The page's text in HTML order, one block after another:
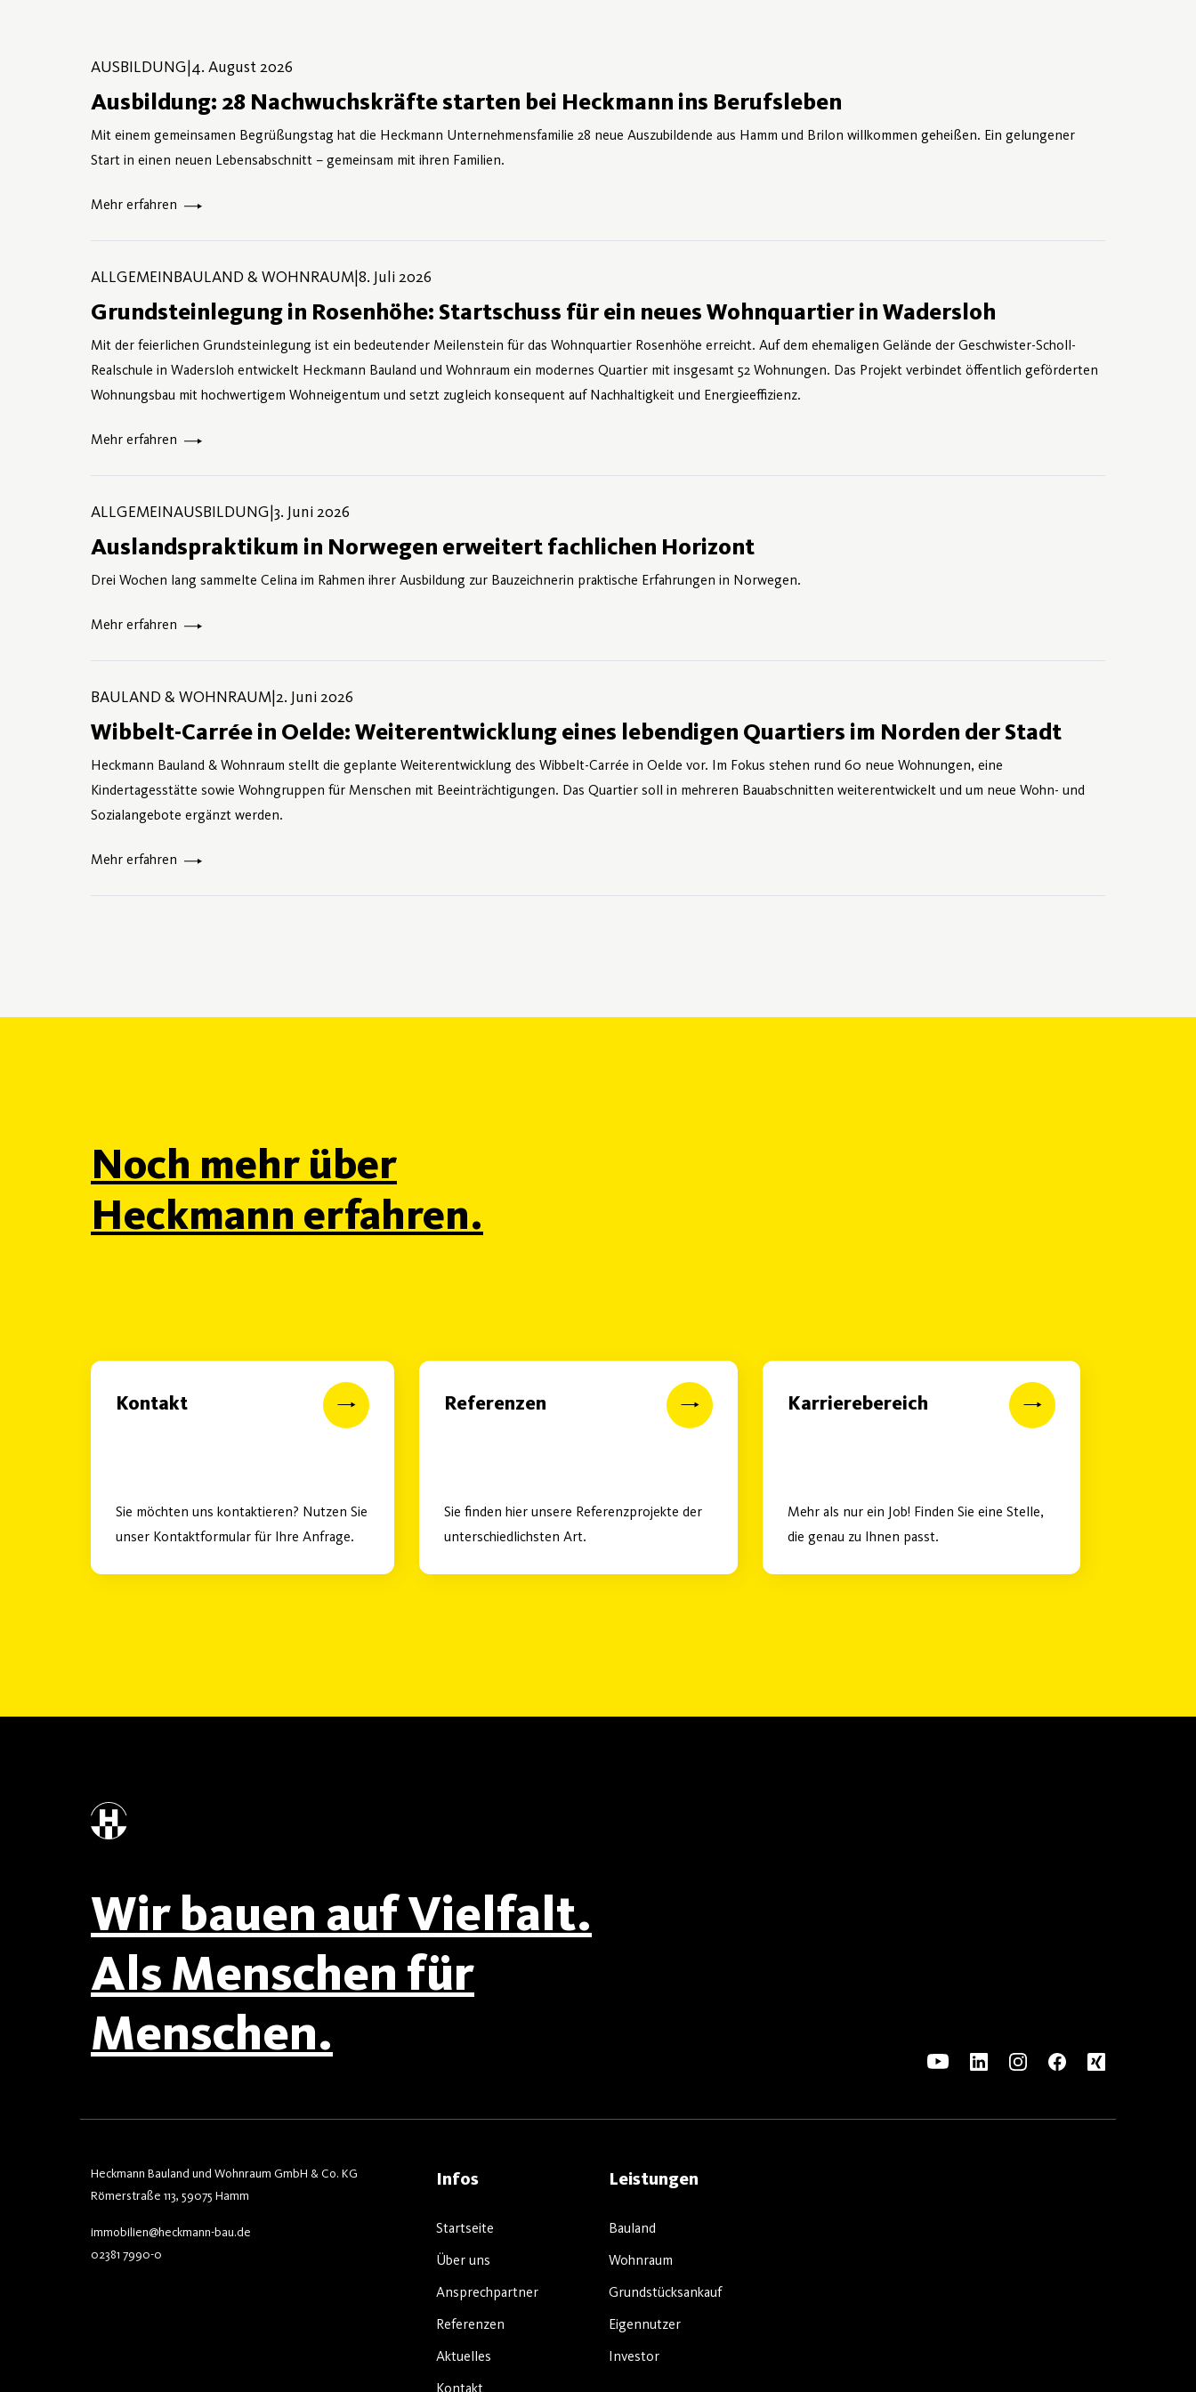
AUSBILDUNG|4. August 2026
Ausbildung: 28 Nachwuchskräfte starten bei Heckmann ins Berufsleben
Mit einem gemeinsamen Begrüßungstag hat die Heckmann Unternehmensfamilie 28 neue Auszubildende aus Hamm und Brilon willkommen geheißen. Ein gelungener
Start in einen neuen Lebensabschnitt – gemeinsam mit ihren Familien.
Mehr erfahren
ALLGEMEINBAULAND & WOHNRAUM|8. Juli 2026
Grundsteinlegung in Rosenhöhe: Startschuss für ein neues Wohnquartier in Wadersloh
Mit der feierlichen Grundsteinlegung ist ein bedeutender Meilenstein für das Wohnquartier Rosenhöhe erreicht. Auf dem ehemaligen Gelände der Geschwister-Scholl-
Realschule in Wadersloh entwickelt Heckmann Bauland und Wohnraum ein modernes Quartier mit insgesamt 52 Wohnungen. Das Projekt verbindet öffentlich geförderten
Wohnungsbau mit hochwertigem Wohneigentum und setzt zugleich konsequent auf Nachhaltigkeit und Energieeffizienz.
Mehr erfahren
ALLGEMEINAUSBILDUNG|3. Juni 2026
Auslandspraktikum in Norwegen erweitert fachlichen Horizont
Drei Wochen lang sammelte Celina im Rahmen ihrer Ausbildung zur Bauzeichnerin praktische Erfahrungen in Norwegen.
Mehr erfahren
BAULAND & WOHNRAUM|2. Juni 2026
Wibbelt-Carrée in Oelde: Weiterentwicklung eines lebendigen Quartiers im Norden der Stadt
Heckmann Bauland & Wohnraum stellt die geplante Weiterentwicklung des Wibbelt-Carrée in Oelde vor. Im Fokus stehen rund 60 neue Wohnungen, eine
Kindertagesstätte sowie Wohngruppen für Menschen mit Beeinträchtigungen. Das Quartier soll in mehreren Bauabschnitten weiterentwickelt und um neue Wohn- und
Sozialangebote ergänzt werden.
Mehr erfahren
Noch mehr über
Heckmann erfahren.
Kontakt
Sie möchten uns kontaktieren? Nutzen Sie
unser Kontaktformular für Ihre Anfrage.
Referenzen
Sie finden hier unsere Referenzprojekte der
unterschiedlichsten Art.
Karrierebereich
Mehr als nur ein Job! Finden Sie eine Stelle,
die genau zu Ihnen passt.
Wir bauen auf Vielfalt.
Als Menschen für
Menschen.
Infos
Startseite
Über uns
Ansprechpartner
Referenzen
Aktuelles
Kontakt
Leistungen
Bauland
Wohnraum
Grundstücksankauf
Eigennutzer
Investor
Heckmann Bauland und Wohnraum GmbH & Co. KG
Römerstraße 113, 59075 Hamm
immobilien@heckmann-bau.de
02381 7990-0